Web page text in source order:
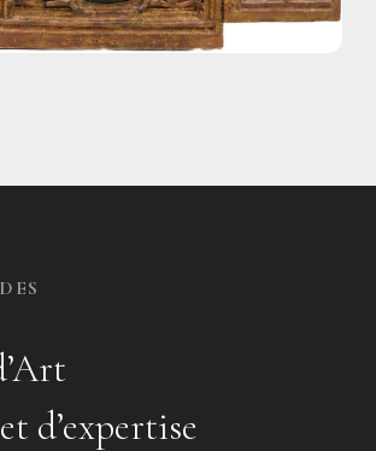
d’expertise